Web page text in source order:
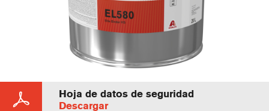
Hoja de datos de seguridad
Descargar